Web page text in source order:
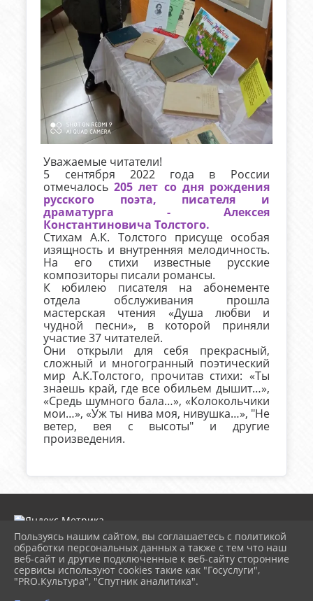
Уважаемые читатели!
5 сентября 2022 года в России
отмечалось205 лет со дня рождения
русского поэта, писателя и
драматурга - Алексея
Константиновича Толстого.
Стихам А.К. Толстого присуще особая
изящность и внутренняя мелодичность.
На его стихи известные русские
композиторы писали романсы.
К юбилею писателя на абонементе
отдела обслуживания прошла
мастерская чтения «Душа любви и
чудной песни», в которой приняли
участие 37 читателей.
Они открыли для себя прекрасный,
сложный и многогранный поэтический
мир А.К.Толстого, прочитав стихи: «Ты
знаешь край, где все обильем дышит…»,
«Средь шумного бала…», «Колокольчики
мои…», «Уж ты нива моя, нивушка…», "Не
ветер, вея с высоты" и другие
произведения.
2026 г. lukcbs.ru
Вход
Карта сайта
Политика обработки персональных данных
Пользуясь нашим сайтом, вы соглашаетесь с политикой
обработки персональных данных а также с тем что наш
веб-сайт и другие подключенные к веб-сайту сторонние
сервисы используют cookies такие как "Госуслуги",
"PRO.Культура", "Спутник аналитика".